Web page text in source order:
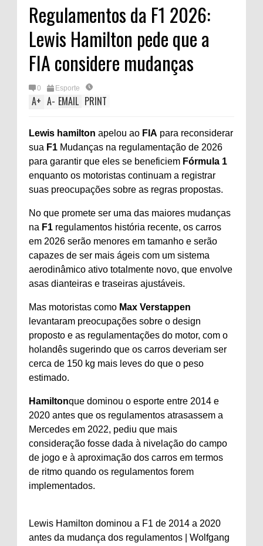
Regulamentos da F1 2026:
Lewis Hamilton pede que a
FIA considere mudanças
0 Esporte
A+ A- EMAIL PRINT
Lewis hamilton apelou ao FIA para reconsiderar
sua F1 Mudanças na regulamentação de 2026
para garantir que eles se beneficiem Fórmula 1
enquanto os motoristas continuam a registrar
suas preocupações sobre as regras propostas.
No que promete ser uma das maiores mudanças
na F1 regulamentos história recente, os carros
em 2026 serão menores em tamanho e serão
capazes de ser mais ágeis com um sistema
aerodinâmico ativo totalmente novo, que envolve
asas dianteiras e traseiras ajustáveis.
Mas motoristas como Max Verstappen
levantaram preocupações sobre o design
proposto e as regulamentações do motor, com o
holandês sugerindo que os carros deveriam ser
cerca de 150 kg mais leves do que o peso
estimado.
Hamiltonque dominou o esporte entre 2014 e
2020 antes que os regulamentos atrasassem a
Mercedes em 2022, pediu que mais
consideração fosse dada à nivelação do campo
de jogo e à aproximação dos carros em termos
de ritmo quando os regulamentos forem
implementados.
Lewis Hamilton dominou a F1 de 2014 a 2020
antes da mudança dos regulamentos | Wolfgang